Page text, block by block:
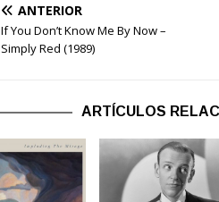
ANTERIOR
If You Don’t Know Me By Now –
Simply Red (1989)
ARTÍCULOS